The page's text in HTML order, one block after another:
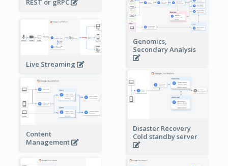
REST or gRPC
Genomics,
Secondary Analysis
Live Streaming
Disaster Recovery
Cold standby server
Content
Management